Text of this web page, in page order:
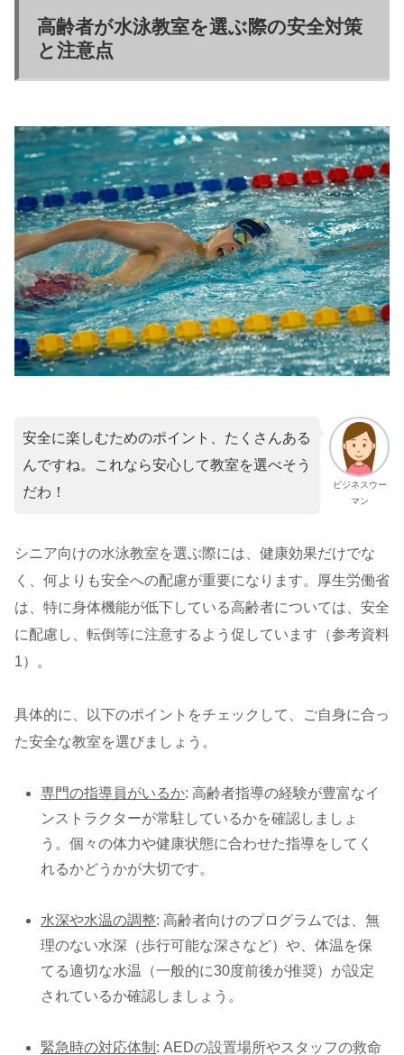
高齢者が水泳教室を選ぶ際の安全対策
と注意点
ビジネスウー
マン
安全に楽しむためのポイント、たくさんある
んですね。これなら安心して教室を選べそう
だわ！
シニア向けの水泳教室を選ぶ際には、健康効果だけでな
く、何よりも安全への配慮が重要になります。厚生労働省
は、特に身体機能が低下している高齢者については、安全
に配慮し、転倒等に注意するよう促しています（参考資料
1）。
具体的に、以下のポイントをチェックして、ご自身に合っ
た安全な教室を選びましょう。
専門の指導員がいるか: 高齢者指導の経験が豊富なイ
ンストラクターが常駐しているかを確認しましょ
う。個々の体力や健康状態に合わせた指導をしてく
れるかどうかが大切です。
水深や水温の調整: 高齢者向けのプログラムでは、無
理のない水深（歩行可能な深さなど）や、体温を保
てる適切な水温（一般的に30度前後が推奨）が設定
されているか確認しましょう。
緊急時の対応体制 : AEDの設置場所やスタッフの救命